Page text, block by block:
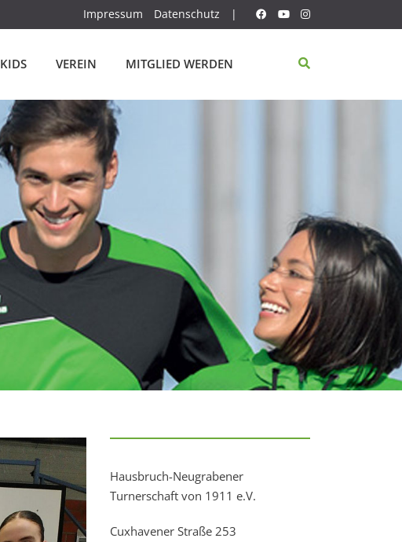
Impressum Datenschutz |
KIDS VEREIN MITGLIED WERDEN
Hausbruch-Neugrabener
Turnerschaft von 1911 e.V.
Cuxhavener Straße 253